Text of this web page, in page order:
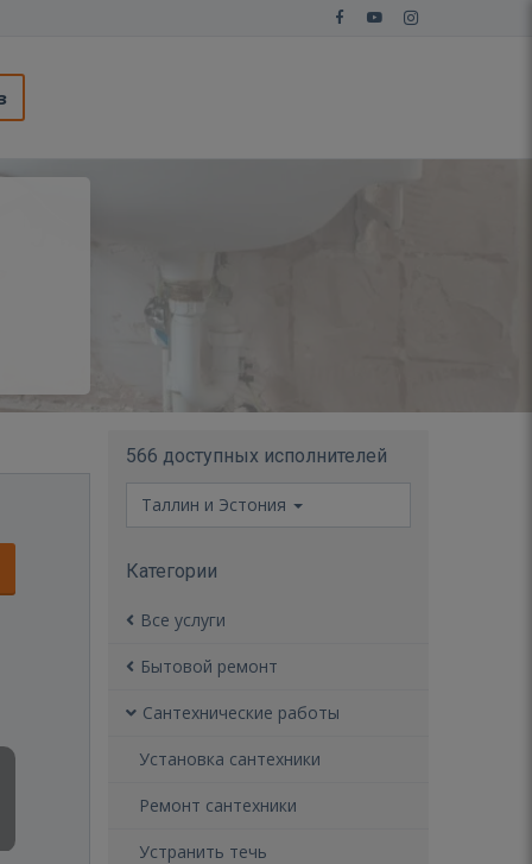
566 доступных исполнителей
Таллин и Эстония
Категории
Все услуги
Бытовой ремонт
Сантехнические работы
Установка сантехники
Ремонт сантехники
Устранить течь